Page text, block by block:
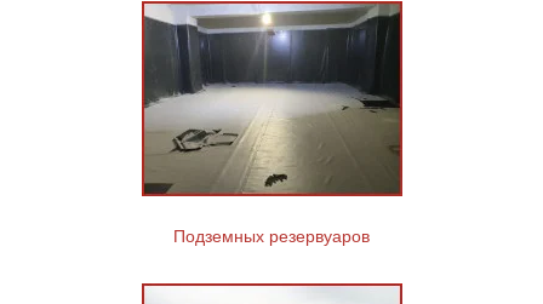
Подземных резервуаров